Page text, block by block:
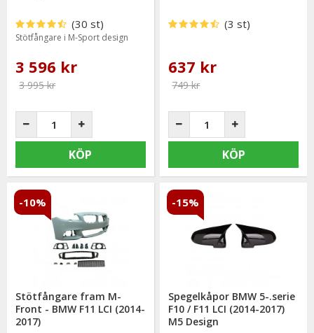
(30 st)
Stötfångare i M-Sport design
3 596 kr
3 995 kr
KÖP
(3 st)
637 kr
749 kr
KÖP
Stötfångare fram M-
Front - BMW F11 LCI (2014-
2017)
-10%
Spegelkåpor BMW 5-.serie
F10 / F11 LCI (2014-2017)
M5 Design
-15%